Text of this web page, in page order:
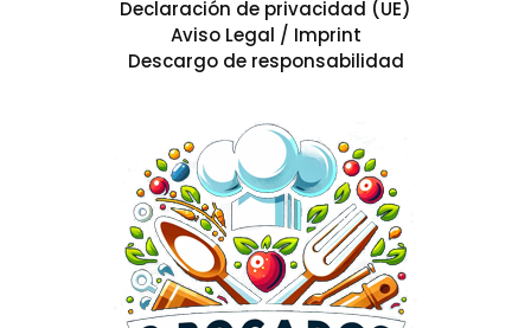
Declaración de privacidad (UE)
Aviso Legal / Imprint
Descargo de responsabilidad